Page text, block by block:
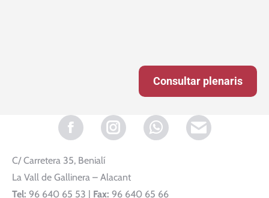
Consultar plenaris
FacebookInstagramWhatsapp
C/ Carretera 35, Benialí
La Vall de Gallinera – Alacant
Tel: 96 640 65 53 | Fax: 96 640 65 66